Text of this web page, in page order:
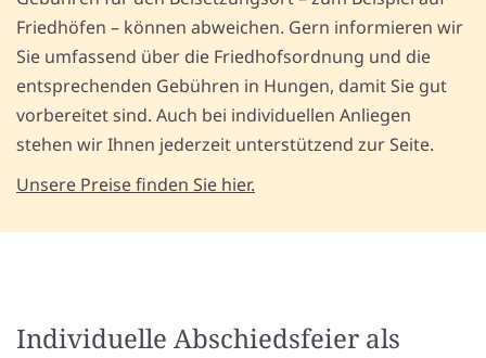
Friedhöfen – können abweichen. Gern informieren wir
Sie umfassend über die Friedhofsordnung und die
entsprechenden Gebühren in Hungen, damit Sie gut
vorbereitet sind. Auch bei individuellen Anliegen
stehen wir Ihnen jederzeit unterstützend zur Seite.
Unsere Preise finden Sie hier.
Individuelle Abschiedsfeier als